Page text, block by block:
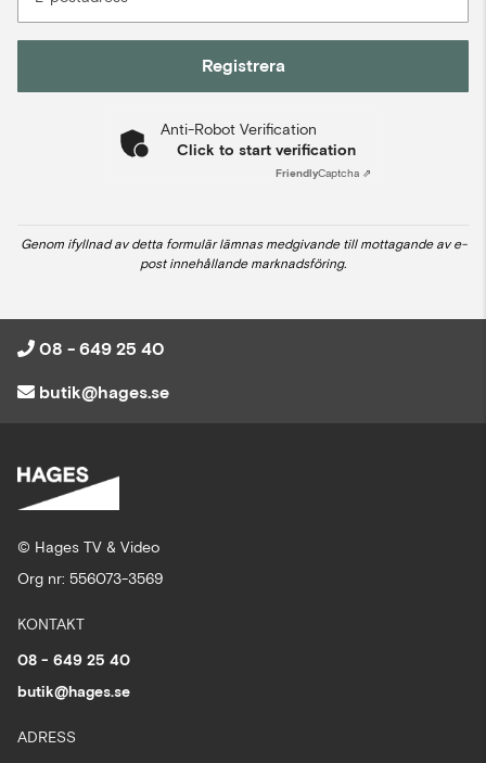
Registrera
Anti-Robot Verification
Click to start verification
FriendlyCaptcha ⇗
Genom ifyllnad av detta formulär lämnas medgivande till mottagande av e-
post innehållande marknadsföring.
08 - 649 25 40
butik@hages.se
© Hages TV & Video
Org nr: 556073-3569
KONTAKT
08 - 649 25 40
butik@hages.se
ADRESS